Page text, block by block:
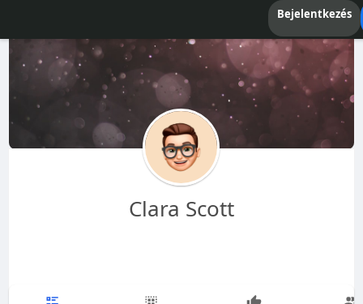
Bejelentkezés
Clara Scott